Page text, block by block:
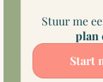
Stuur me
plan
Start